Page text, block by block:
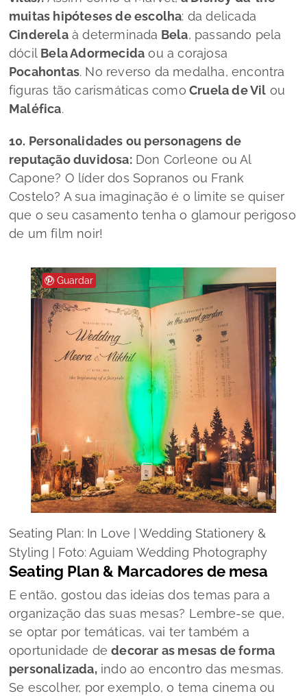
muitas hipóteses de escolha: da delicada
Cinderelaà determinada Bela, passando pela
dócil Bela Adormecida ou a corajosa
Pocahontas. No reverso da medalha, encontra
figuras tão carismáticas como Cruela de Vil ou
Maléfica.
10. Personalidades ou personagens de
reputação duvidosa:Don Corleone ou Al
Capone? O líder dos Sopranos ou Frank
Costelo? A sua imaginação é o limite se quiser
que o seu casamento tenha o glamour perigoso
de um film noir!
Guardar
Seating Plan: In Love | Wedding Stationery &
Styling | Foto: Aguiam Wedding Photography
Seating Plan & Marcadores de mesa
E então, gostou das ideias dos temas para a
organização das suas mesas? Lembre-se que,
se optar por temáticas, vai ter também a
oportunidade dedecorar as mesas de forma
personalizada,indo ao encontro das mesmas.
Se escolher, por exemplo, o tema cinema ou